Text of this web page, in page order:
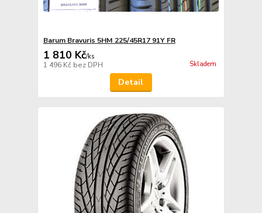
Barum Bravuris 5HM 225/45R17 91Y FR
1 810 Kč/ks
1 496 Kč bez DPH Skladem
Detail